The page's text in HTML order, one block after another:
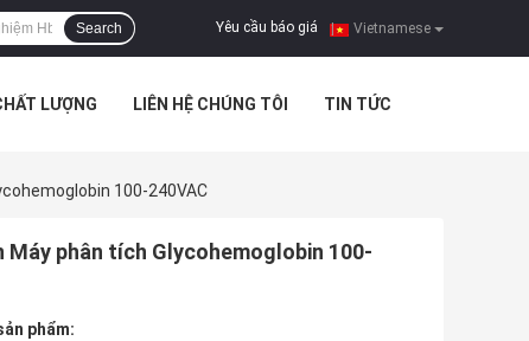
Vietnamese
Yêu cầu báo giá |
Search
LƯỢNG LIÊN HỆ CHÚNG TÔI TIN TỨC
100-240VAC
Máy phân tích Glycohemoglobin 100-
phẩm: